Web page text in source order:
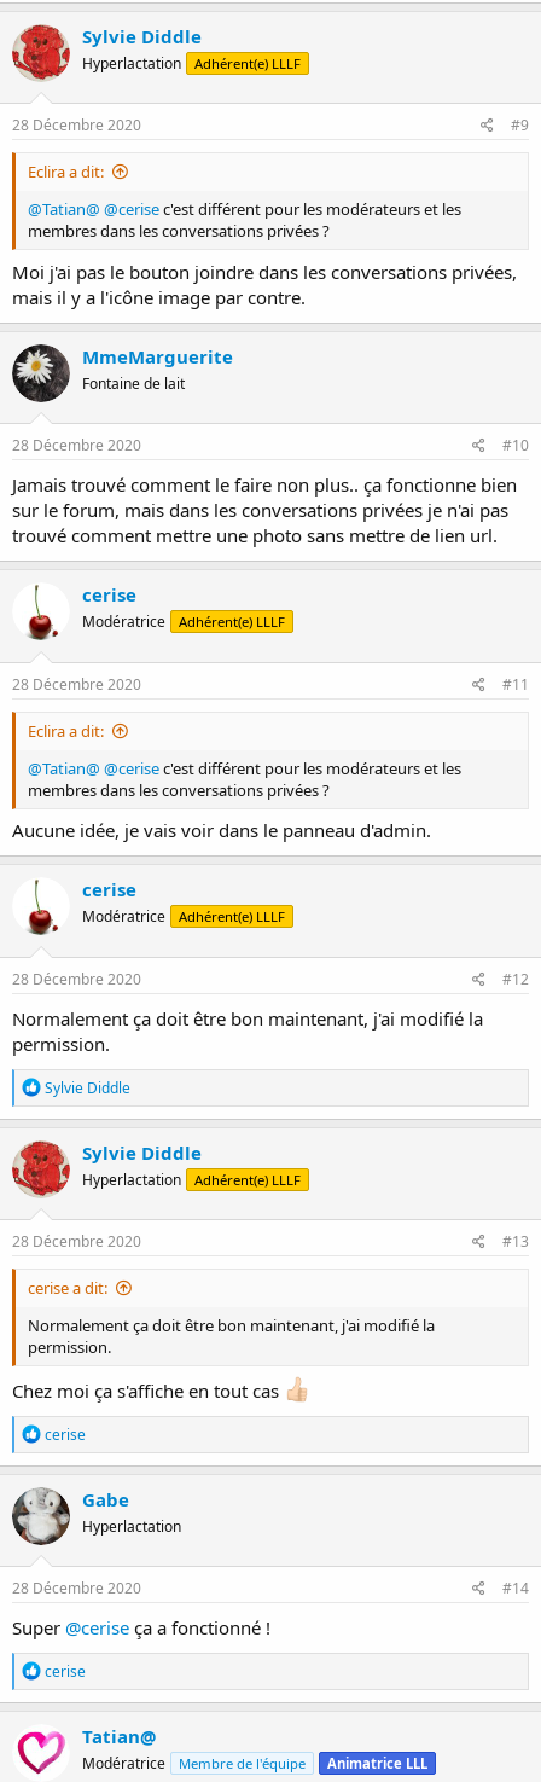
Sylvie Diddle
Hyperlactation Adhérent(e) LLLF
28 Décembre 2020 #9
Eclira a dit:
@Tatian@ @cerisec'est différent pour les modérateurs et les
membres dans les conversations privées ?
Moi j'ai pas le bouton joindre dans les conversations privées,
mais il y a l'icône image par contre.
MmeMarguerite
Fontaine de lait
28 Décembre 2020 #10
Jamais trouvé comment le faire non plus.. ça fonctionne bien
sur le forum, mais dans les conversations privées je n'ai pas
trouvé comment mettre une photo sans mettre de lien url.
cerise
Modératrice Adhérent(e) LLLF
28 Décembre 2020 #11
Eclira a dit:
@Tatian@ @cerisec'est différent pour les modérateurs et les
membres dans les conversations privées ?
Aucune idée, je vais voir dans le panneau d'admin.
cerise
Modératrice Adhérent(e) LLLF
28 Décembre 2020 #12
Normalement ça doit être bon maintenant, j'ai modifié la
permission.
R
é
a
c
t
i
o
n
s
Sylvie Diddle
Sylvie Diddle
Hyperlactation Adhérent(e) LLLF
28 Décembre 2020 #13
cerise a dit:
Normalement ça doit être bon maintenant, j'ai modifié la
permission.
Chez moi ça s'affiche en tout cas
R
é
a
c
t
i
o
n
s
cerise
Gabe
Hyperlactation
28 Décembre 2020 #14
Super @cerise ça a fonctionné !
R
é
a
t
i
cerise
Tatian@
Modératrice Membre de l'équipe Animatrice LLL